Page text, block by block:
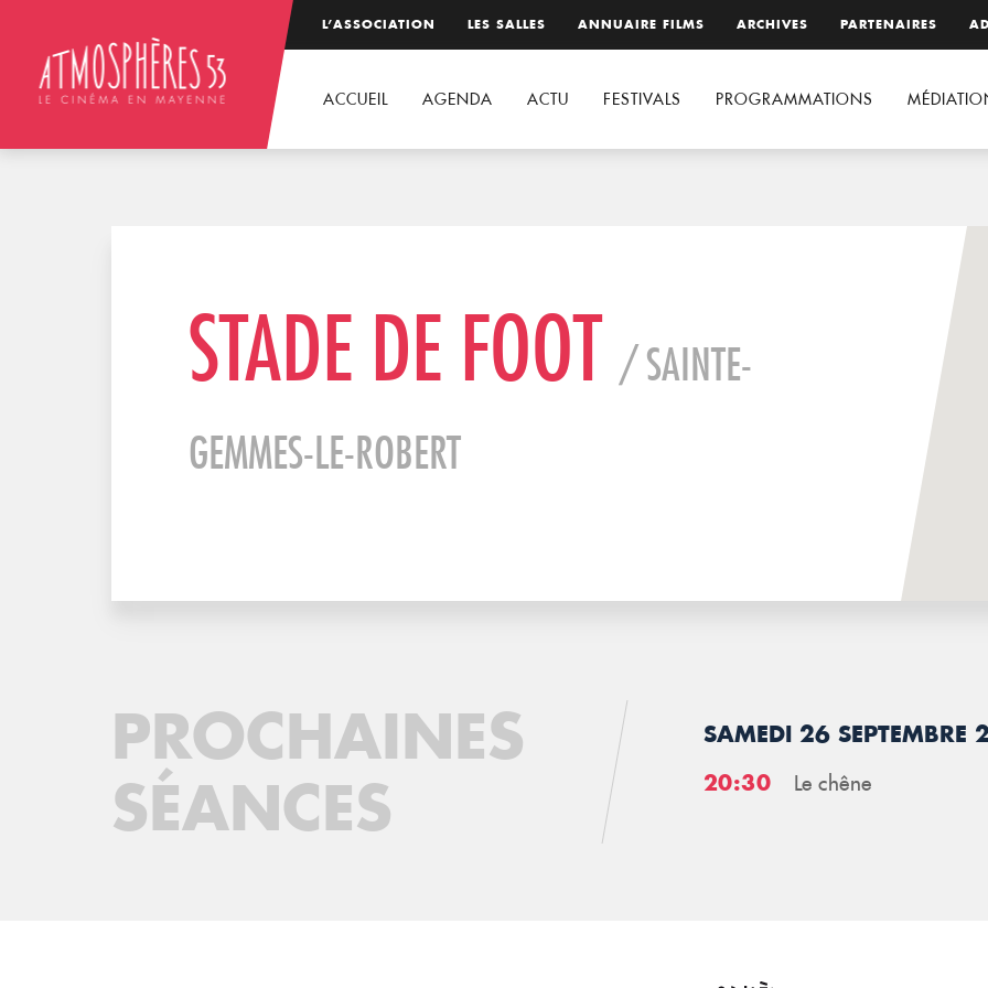
L’ASSOCIATION LES SALLES ANNUAIRE FILMS ARCHIVES PARTENAIRES
ACCUEIL AGENDA ACTU FESTIVALS PROGRAMMATIONS
STADE DE FOOT / SAINTE-
GEMMES-LE-ROBERT
PROCHAINES
SÉANCES
SAMEDI 26 SEPTEMBRE
20:30 Le chêne